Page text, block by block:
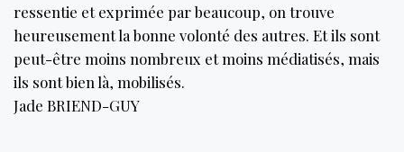
ressentie et exprimée par beaucoup, on trouve
heureusement la bonne volonté des autres. Et ils sont
peut-être moins nombreux et moins médiatisés, mais
ils sont bien là, mobilisés.
Jade BRIEND-GUY